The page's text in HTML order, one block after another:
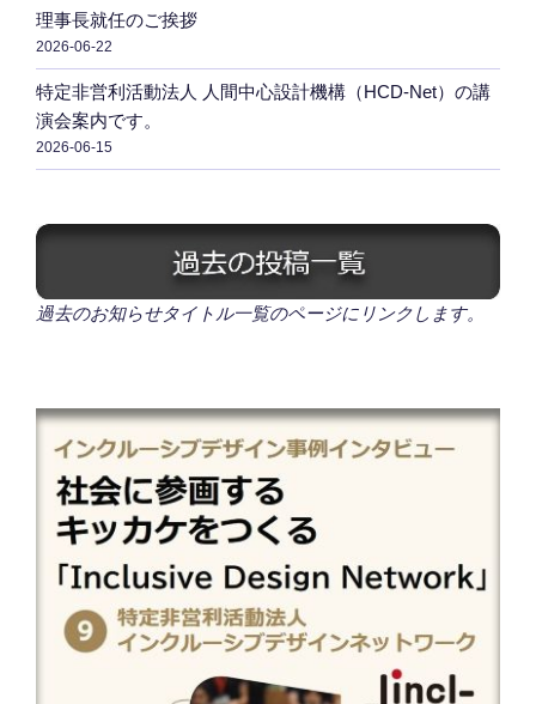
理事長就任のご挨拶
2026-06-22
特定非営利活動法人 人間中心設計機構（HCD-Net）の講
演会案内です。
2026-06-15
過去のお知らせタイトル一覧のページにリンクします。